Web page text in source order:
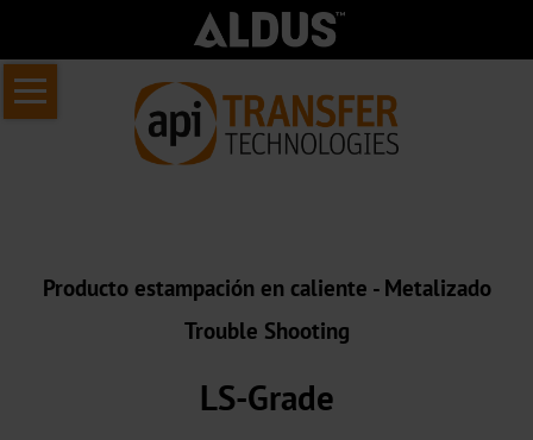
Saltar
Inicio
API
Producto estampación en caliente - Metalizado
Trouble Shooting
LS-Grade